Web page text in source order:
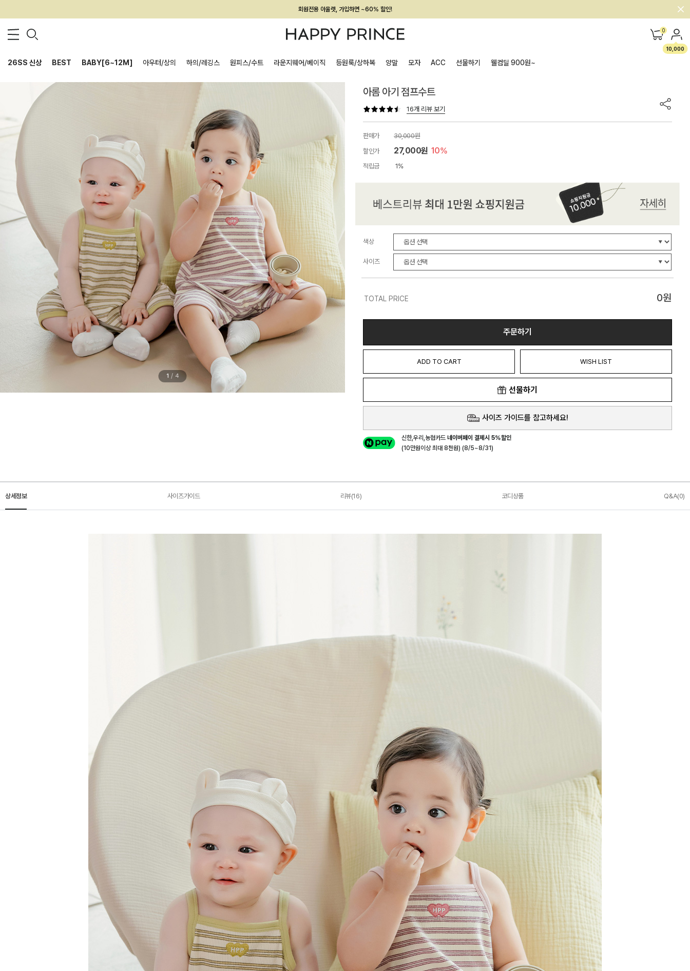
회원전용 아울렛, 가입하면 ~60% 할인!
멤버십 최대 28,000원 혜택 0
10,000
26SS 신상 BEST BABY[6~12M] 아우터/상의 하의/레깅스 원피스/수트 라운지웨어/베이직 등원룩/상하복 양말 모자 ACC 선물하기 웰컴딜 900원~
1 / 4
아롬 아기 점프수트
16개 리뷰 보기
판매가
30,000원
할인가
27,000원 10%
적립금 1%
색상
사이즈
TOTAL PRICE 0원
주문하기
ADD TO CART WISH LIST
선물하기
사이즈 가이드를 참고하세요!
신한,우리,농협카드네이버페이 결제시 5%할인
(10만원이상 최대 8천원) (8/5~8/31)
상세정보 사이즈가이드 리뷰(16) 코디상품 Q&A(0)